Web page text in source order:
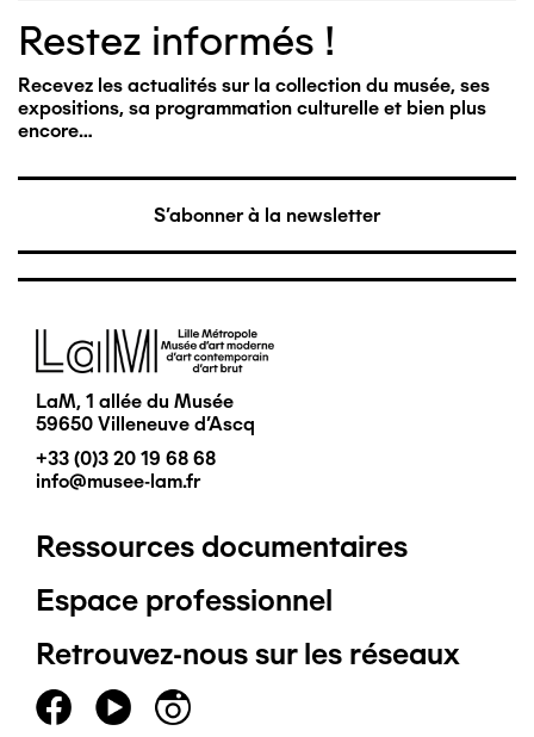
Restez informés !
Recevez les actualités sur la collection du musée, ses
expositions, sa programmation culturelle et bien plus
encore…
S'abonner à la newsletter
Image
LaM, 1 allée du Musée
59650 Villeneuve d'Ascq
+33 (0)3 20 19 68 68
info@musee-lam.fr
Pied
de
page
Ressources documentaires
Espace professionnel
Retrouvez-nous sur les réseaux